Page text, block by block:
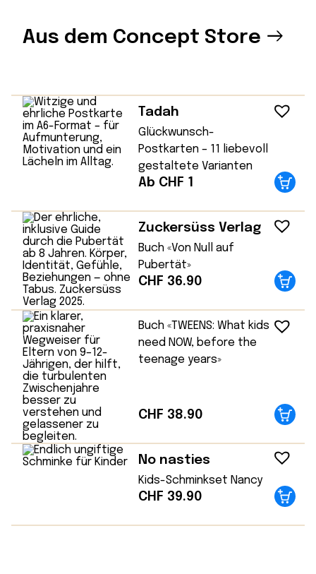
Aus dem Concept Store
Tadah
Glückwunsch-
Postkarten – 11 liebevoll
gestaltete Varianten
Ab CHF 1
Zuckersüss Verlag
Buch «Von Null auf
Pubertät»
CHF 36.90
Buch «TWEENS: What kids
need NOW, before the
teenage years»
CHF 38.90
No nasties
Kids-Schminkset Nancy
CHF 39.90